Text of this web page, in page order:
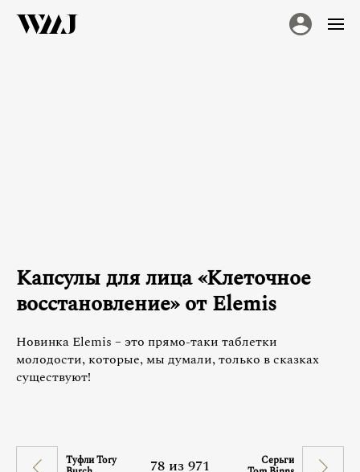
Капсулы для лица «Клеточное
восстановление» от Elemis
Новинка Elemis – это прямо-таки таблетки
молодости, которые, мы думали, только в сказках
существуют!
Туфли Tory 78 из971 Серьги